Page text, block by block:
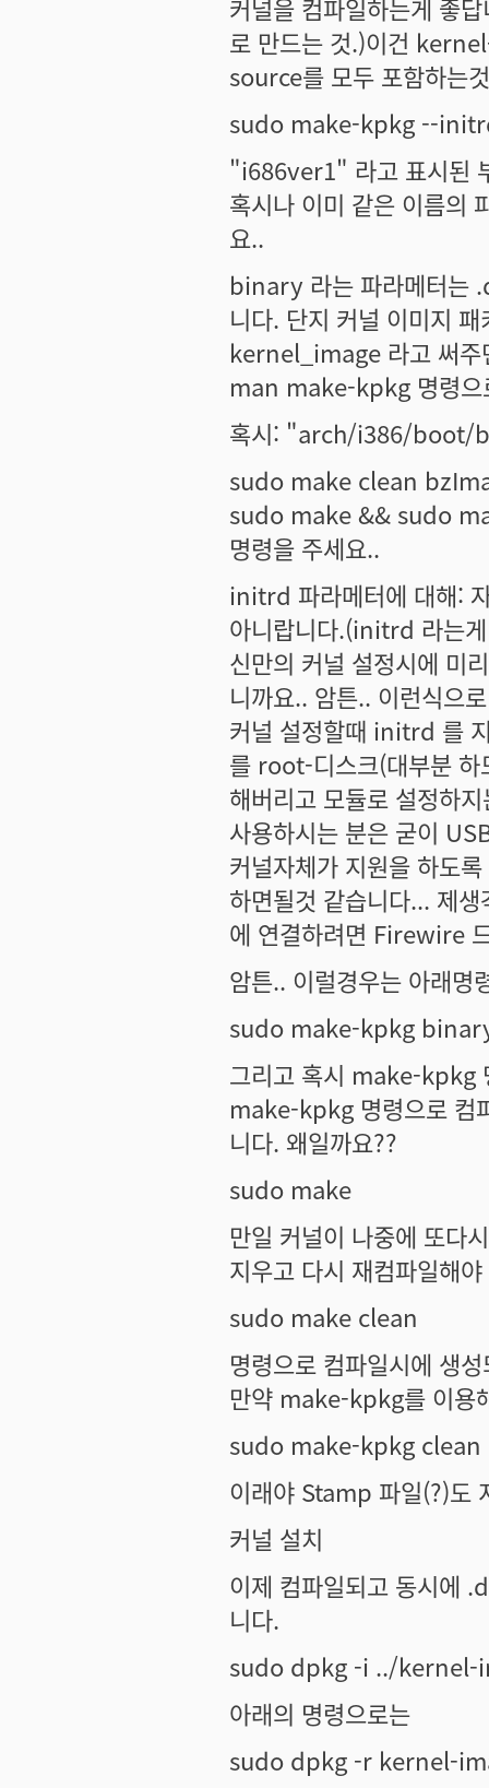
커널을 컴파일하는게 좋
로 만드는 것.)이건
source를 모두 포함하는
sudo make-kpkg --
"i686ver1" 라고 표시된
혹시나 이미 같은 이름의
요..
binary 라는 파라메터는
니다. 단지 커널 이미지
kernel_image 라고 써주
man make-kpkg 명령으
혹시: "arch/i386/boot/
sudo make clean
sudo make && sudo
명령을 주세요..
initrd 파라메터에 대해:
아니랍니다.(initrd 라는
신만의 커널 설정시에 미
니까요.. 암튼.. 이런식으
커널 설정할때 initrd 를
를 root-디스크(대부분 하
해버리고 모듈로 설정하
사용하시는 분은 굳이
커널자체가 지원을 하도
하면될것 같습니다... 제
에 연결하려면 Firewire
암튼.. 이럴경우는 아래명
sudo make-kpkg
그리고 혹시 make-kpkg
make-kpkg 명령으로 컴
니다. 왜일까요??
sudo make
만일 커널이 나중에 또다
지우고 다시 재컴파일해
sudo make clean
명령으로 컴파일시에 생
만약 make-kpkg를 이용
sudo make-kpkg clean
이래야 Stamp 파일(?)도
커널 설치
이제 컴파일되고 동시에
니다.
sudo dpkg -i ../kernel-
아래의 명령으로는
sudo dpkg -r kernel-